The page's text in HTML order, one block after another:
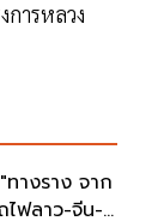
ารหลวง
างราง จาก
ไฟลาว-จีน-